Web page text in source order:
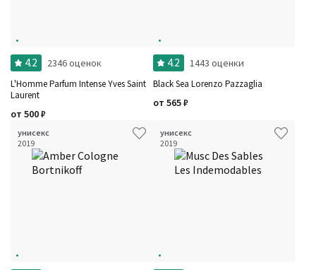
4.2 2346 оценок
L'Homme Parfum Intense Yves Saint
Laurent
от 500₽
4.2 1443 оценки
Black Sea Lorenzo Pazzaglia
от 565₽
унисекс
2019
унисекс
2019